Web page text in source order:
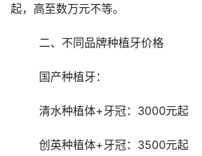
起，高至数万元不等。
	二、不同品牌种植牙价格
	国产种植牙：
	清水种植体+牙冠：3000元起
	创英种植体+牙冠：3500元起